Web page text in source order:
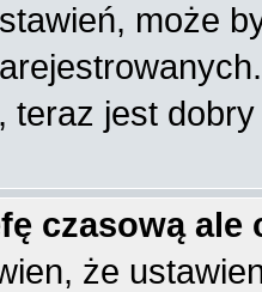
może
teraz jest
czasową
że